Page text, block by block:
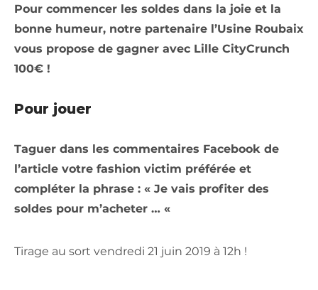
Pour commencer les soldes dans la joie et la
bonne humeur, notre partenaire l’Usine Roubaix
vous propose de gagner avec Lille CityCrunch
100€ !
Pour jouer
Taguer dans les commentaires Facebook de
l’article votre fashion victim préférée et
compléter la phrase : « Je vais profiter des
soldes pour m’acheter … «
Tirage au sort vendredi 21 juin 2019 à 12h !